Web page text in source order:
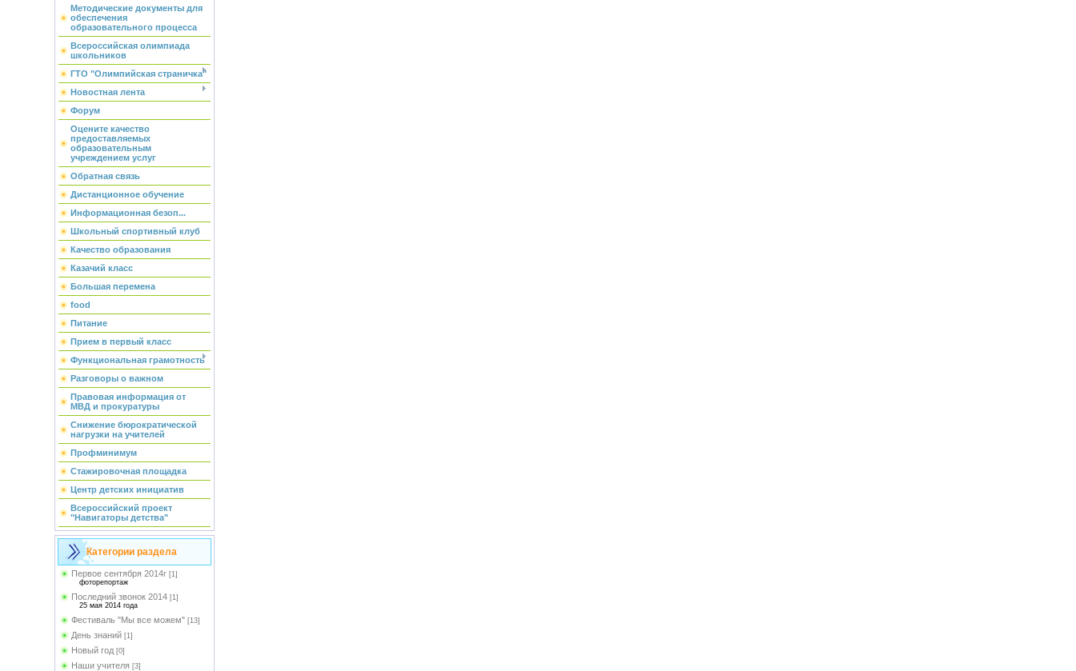
Методические документы для
обеспечения
образовательного процесса
Всероссийская олимпиада
школьников
ГТО "Олимпийская страничка"
Новостная лента
Форум
Оцените качество
предоставляемых
образовательным
учреждением услуг
Обратная связь
Дистанционное обучение
Информационная безоп...
Школьный спортивный клуб
Качество образования
Казачий класс
Большая перемена
food
Питание
Прием в первый класс
Функциональная грамотность
Разговоры о важном
Правовая информация от
МВД и прокуратуры
Снижение бюрократической
нагрузки на учителей
Профминимум
Стажировочная площадка
Центр детских инициатив
Всероссийский проект
"Навигаторы детства"
Категории раздела
Первое сентября 2014г [1]
фоторепортаж
Последний звонок 2014 [1]
25 мая 2014 года
Фестиваль "Мы все можем" [13]
День знаний [1]
Новый год [0]
Наши учителя [3]